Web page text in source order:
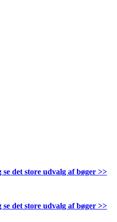
se det store udvalg af bøger >>
se det store udvalg af bøger >>